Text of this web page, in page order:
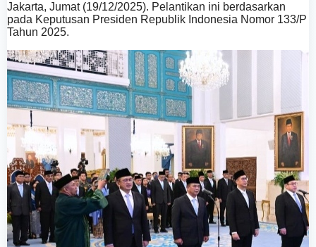
Jakarta, Jumat (19/12/2025). Pelantikan ini berdasarkan
pada Keputusan Presiden Republik Indonesia Nomor 133/P
Tahun 2025.